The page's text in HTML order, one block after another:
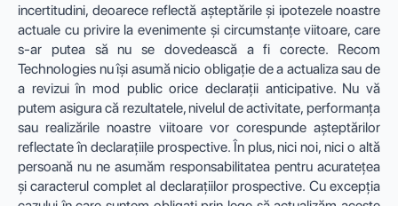
incertitudini, deoarece reflectă așteptările și ipotezele noastre
actuale cu privire la evenimente și circumstanțe viitoare, care
s-ar putea să nu se dovedească a fi corecte. Recom
Technologies nu își asumă nicio obligație de a actualiza sau de
a revizui în mod public orice declarații anticipative. Nu vă
putem asigura că rezultatele, nivelul de activitate, performanța
sau realizările noastre viitoare vor corespunde așteptărilor
reflectate în declarațiile prospective. În plus, nici noi, nici o altă
persoană nu ne asumăm responsabilitatea pentru acuratețea
și caracterul complet al declarațiilor prospective. Cu excepția